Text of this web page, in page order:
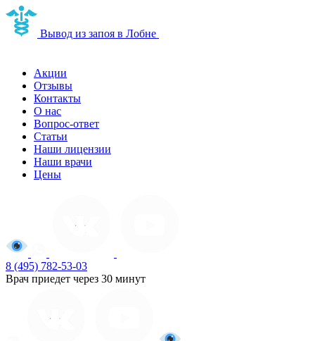
Вывод из запоя в Лобне
Акции
Отзывы
Контакты
О нас
Вопрос-ответ
Статьи
Наши лицензии
Наши врачи
Цены
8 (495) 782-53-03
Врач приедет через 30 минут